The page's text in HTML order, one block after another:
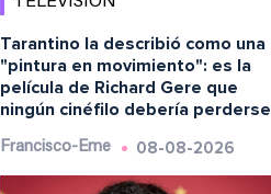
Tarantino la describió como una
"pintura en movimiento": es la
película de Richard Gere que
ningún cinéfilo debería perderse
Francisco-Eme 08-08-2026